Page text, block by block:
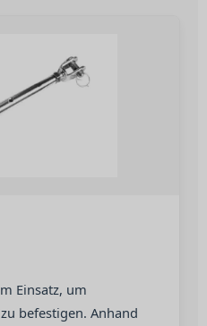
Einsatz, um
befestigen. Anhand